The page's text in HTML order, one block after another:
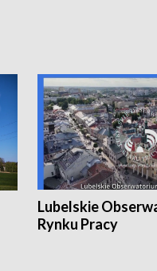
Lubelskie
Rynku Pracy